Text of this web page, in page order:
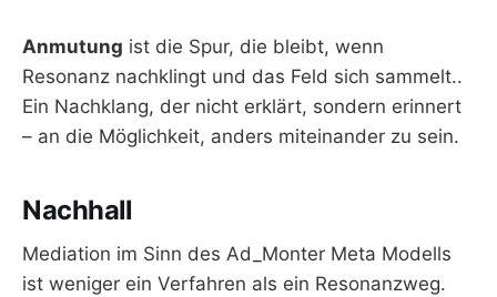
Anmutung ist die Spur, die bleibt, wenn
Resonanz nachklingt und das Feld sich sammelt..
Ein Nachklang, der nicht erklärt, sondern erinnert
– an die Möglichkeit, anders miteinander zu sein.
Nachhall
Mediation im Sinn des Ad_Monter Meta Modells
ist weniger ein Verfahren als ein Resonanzweg.